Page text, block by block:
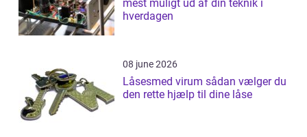
mest muligt ud af din teknik i
hverdagen
08 june 2026
Låsesmed virum sådan vælger du
den rette hjælp til dine låse